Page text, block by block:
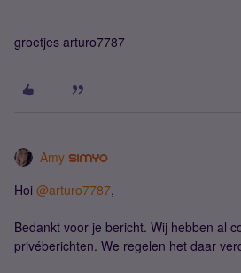
groetjes arturo7787
Amy
Hoi ​ @arturo7787,
Bedankt voor je bericht. Wij hebben al
privéberichten. We regelen het daar